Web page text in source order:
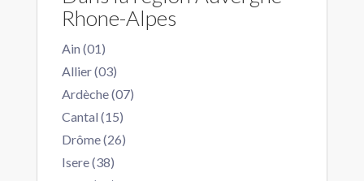
Rhone-Alpes
Ain (01)
Allier (03)
Ardèche (07)
Cantal (15)
Drôme (26)
Isere (38)